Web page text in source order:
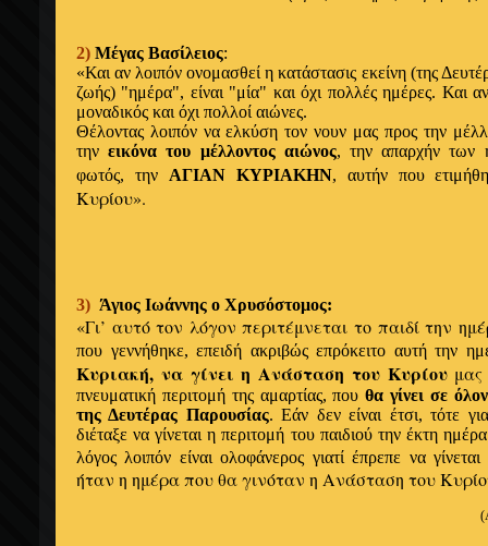
2) Μέγας Βασίλειος:
«Καιαν λοιπόν ονομασθείηκατάστασις εκείνη (της
ζωής) "ημέρα", είναι "μία" καιόχι πολλές ημέρες. Και
μοναδικός και όχι πολλοί αιώνες.
Θέλοντας λοιπόν ναελκύσητον νουν μας προς την
τηνεικόνα του μέλλοντος αιώνος, τηναπαρχήντων
φωτός, την ΑΓΙΑΝ ΚΥΡΙΑΚΗΝ, αυτήν που
Κυρίου».
3) Άγιος Ιωάννης ο Χρυσόστομος:
«Γι’ αυτό τον λόγον περιτέμνεται το παιδί την
που γεννήθηκε,επειδή ακριβώς επρόκειτο αυτή την
Κυριακή, να γίνει η Ανάσταση του Κυρίουμας
πνευματική περιτομή της αμαρτίας, πουθα γίνει σε
της Δευτέρας Παρουσίας.Εάν δεν είναι έτσι, τότε
διέταξε να γίνεταιηπεριτομή του παιδιού την έκτη
λόγος λοιπόν είναιολοφάνερος γιατίέπρεπε να
ήταν η ημέρα που θα γινόταν η Ανάσταση του